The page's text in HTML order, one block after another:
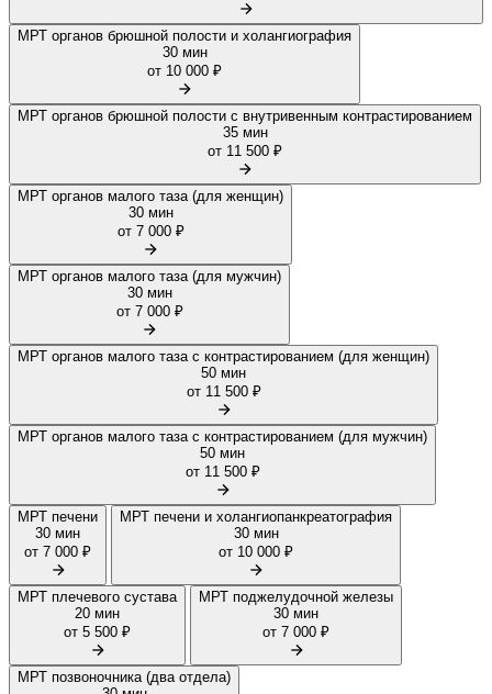
МРТ органов брюшной полости и холангиография
30 мин
от 10 000 ₽
МРТ органов брюшной полости с внутривенным контрастированием
35 мин
от 11 500 ₽
МРТ органов малого таза (для женщин)
30 мин
от 7 000 ₽
МРТ органов малого таза (для мужчин)
30 мин
от 7 000 ₽
МРТ органов малого таза с контрастированием (для женщин)
50 мин
от 11 500 ₽
МРТ органов малого таза с контрастированием (для мужчин)
50 мин
от 11 500 ₽
МРТ печени
30 мин
от 7 000 ₽
МРТ печени и холангиопанкреатография
30 мин
от 10 000 ₽
МРТ плечевого сустава
20 мин
от 5 500 ₽
МРТ поджелудочной железы
30 мин
от 7 000 ₽
МРТ позвоночника (два отдела)